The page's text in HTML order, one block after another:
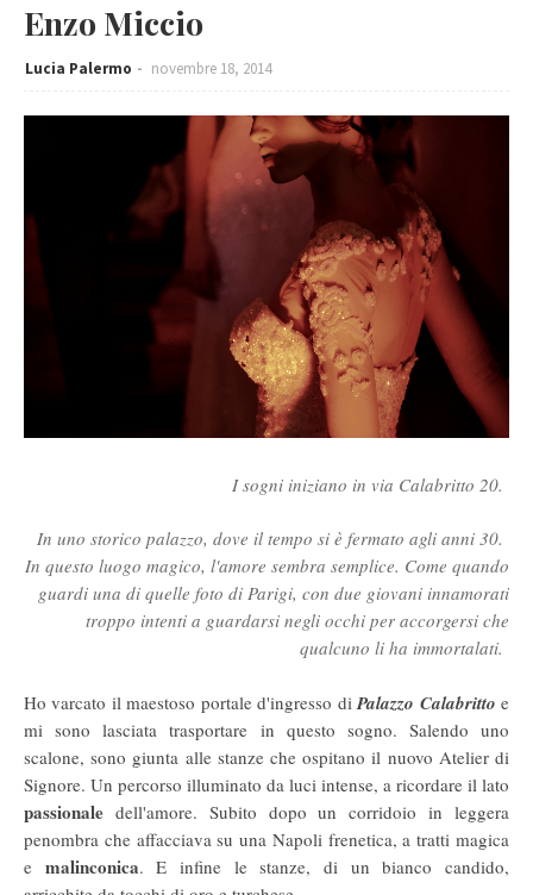
Enzo Miccio
Lucia Palermo novembre 18, 2014
I sogni iniziano in via Calabritto 20.
In uno storico palazzo, dove il tempo si è fermato agli anni 30.
In questo luogo magico, l'amore sembra semplice. Come quando
guardi una di quelle foto di Parigi, con due giovani innamorati
troppo intenti a guardarsi negli occhi per accorgersi che
qualcuno li ha immortalati.
Ho varcato il maestoso portale d'ingresso diPalazzo Calabritto e
mi sono lasciata trasportare in questo sogno. Salendo uno
scalone, sono giunta alle stanze che ospitano il nuovo Atelier di
Signore. Un percorso illuminato da luci intense, a ricordare il lato
passionale dell'amore. Subito dopo un corridoio in leggera
penombra che affacciava su una Napoli frenetica, a tratti magica
e malinconica. E infine le stanze, di un bianco candido,